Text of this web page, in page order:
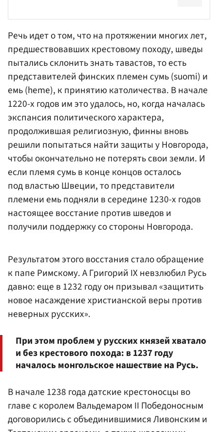
Речь идет о том, что на протяжении многих лет,
предшествовавших крестовому походу, шведы
пытались склонить знать тавастов, то есть
представителей финских племен сумь (suomi) и
емь (heme), к принятию католичества. В начале
1220-х годов им это удалось, но, когда началась
экспансия политического характера,
продолжившая религиозную, финны вновь
решили попытаться найти защиты у Новгорода,
чтобы окончательно не потерять свои земли. И
если племя сумь в конце концов осталось
под властью Швеции, то представители
племени емь подняли в середине 1230-х годов
настоящее восстание против шведов и
получили поддержку со стороны Новгорода.
Результатом этого восстания стало обращение
к папе Римскому. А Григорий IX невзлюбил Русь
давно: еще в 1232 году он призывал «защитить
новое насаждение христианской веры против
неверных русских».
При этом проблем у русских князей хватало
и без крестового похода: в 1237 году
началось монгольское нашествие на Русь.
В начале 1238 года датские крестоносцы во
главе с королем Вальдемаром II Победоносным
договорились с объединившимися Ливонским и